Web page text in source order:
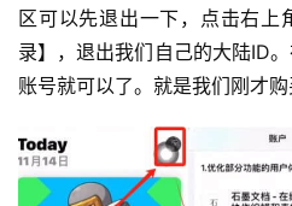
区可以先退出一下，点击右上
录】，退出我们自己的大陆ID
账号就可以了。就是我们刚才购